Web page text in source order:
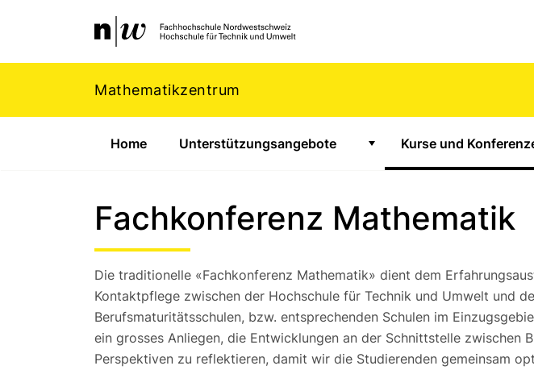
Navigation
Mathematikzentrum
Home Unterstützungsangebote
Zeige Untermenü für
Kurse und
Fachkonferenz Mathematik
Die traditionelle «Fachkonferenz Mathematik» dient dem
Kontaktpflege zwischen der Hochschule für Technik und Umwelt und
Berufsmaturitätsschulen, bzw. entsprechenden Schulen im
ein grosses Anliegen, die Entwicklungen an der Schnittstelle zwischen
Perspektiven zu reflektieren, damit wir die Studierenden gemeinsam
Footer